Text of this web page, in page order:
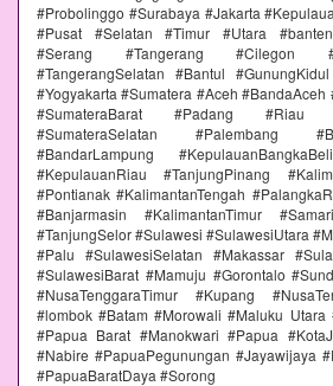
#Probolinggo #Surabaya #Jakarta
#Pusat #Selatan #Timur #Utara
#Serang #Tangerang #Cilegon
#TangerangSelatan #Bantul
#Yogyakarta #Sumatera #Aceh #BandaAceh
#SumateraBarat #Padang #Riau
#SumateraSelatan #Palembang
#BandarLampung
#KepulauanRiau #TanjungPinang
#Pontianak #KalimantanTengah
#Banjarmasin #KalimantanTimur
#TanjungSelor #Sulawesi #SulawesiUtara
#Palu #SulawesiSelatan #Makassar
#SulawesiBarat #Mamuju #Gorontalo
#NusaTenggaraTimur #Kupang
#lombok #Batam #Morowali #Maluku Utara
#Papua Barat #Manokwari #Papua
#Nabire #PapuaPegunungan #Jayawijaya
#PapuaBaratDaya #Sorong